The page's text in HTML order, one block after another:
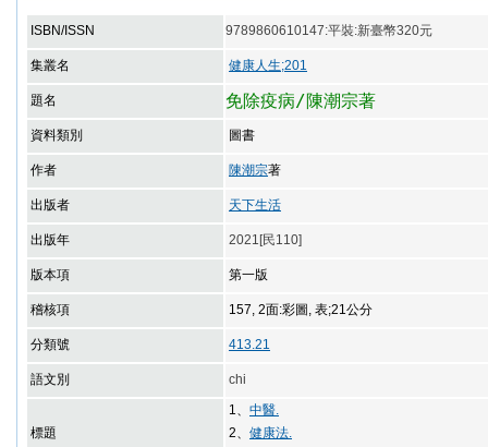
ISBN/ISSN 9789860610147:平裝:新臺幣320元
集叢名 健康人生;201
題名 免除疫病/陳潮宗著
資料類別 圖書
作者 陳潮宗著
出版者 天下生活
出版年 2021[民110]
版本項 第一版
稽核項 157, 2面:彩圖, 表;21公分
分類號 413.21
語文別 chi
標題
1、 中醫.
2、 健康法.